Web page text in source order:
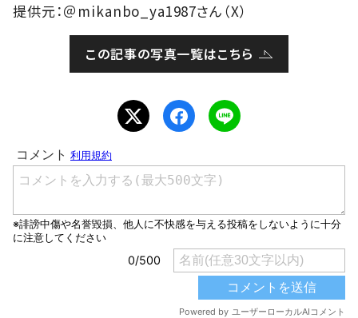
提供元：＠mikanbo_ya1987さん（X）
この記事の写真一覧はこちら